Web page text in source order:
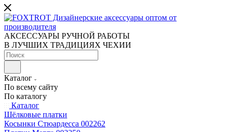
АКСЕССУАРЫ РУЧНОЙ РАБОТЫ
В ЛУЧШИХ ТРАДИЦИЯХ ЧЕХИИ
Каталог
По всему сайту
По каталогу
Каталог
Шёлковые платки
Косынки Стюардесса 002262